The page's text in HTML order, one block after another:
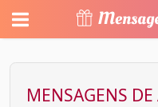
MENSAGENS